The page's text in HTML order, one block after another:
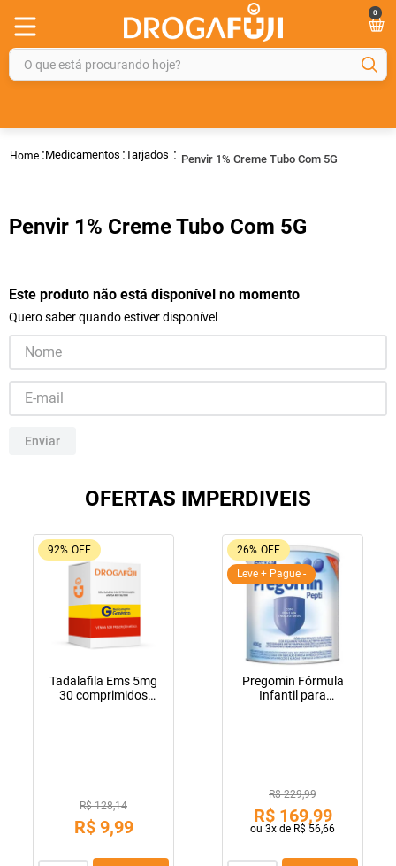
0
O que está procurando hoje?
Medicamentos Tarjados Penvir 1% Creme Tubo Com 5G
Penvir 1% Creme Tubo Com 5G
Este produto não está disponível no momento
Quero saber quando estiver disponível
Enviar
OFERTAS IMPERDIVEIS
92% OFF
Tadalafila Ems 5mg
30 comprimidos
R$ 128,14
R$ 9,99
26% OFF
Leve + Pague -
Pregomin Fórmula
Infantil para
R$ 229,99
R$ 169,99
ou 3x de R$ 56,66
4º
rosuvastatina 20mg
6º
shampoo
7º
dipirona
fraldas geriátricas
9º
sveda
10º tadalafila